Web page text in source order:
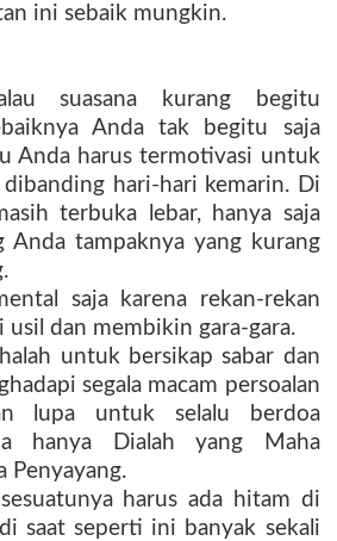
ini sebaik mungkin.
suasana kurang begitu
Anda tak begitu saja
Anda harus termotivasi untuk
hari-hari kemarin. Di
terbuka lebar, hanya saja
Anda tampaknya yang kurang
saja karena rekan-rekan
usil dan membikin gara-gara.
untuk bersikap sabar dan
segala macam persoalan
lupa untuk selalu berdoa
hanya Dialah yang Maha
Penyayang.
sesuatunya harus ada hitam di
saat seperti ini banyak sekali